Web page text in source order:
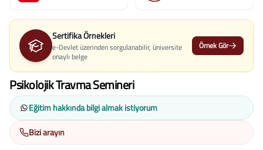
Sertifika Örnekleri
e-Devlet üzerinden sorgulanabilir, üniversite
onaylı belge
Örnek Gör
Psikolojik Travma Semineri
Eğitim hakkında bilgi almak istiyorum
Bizi arayın